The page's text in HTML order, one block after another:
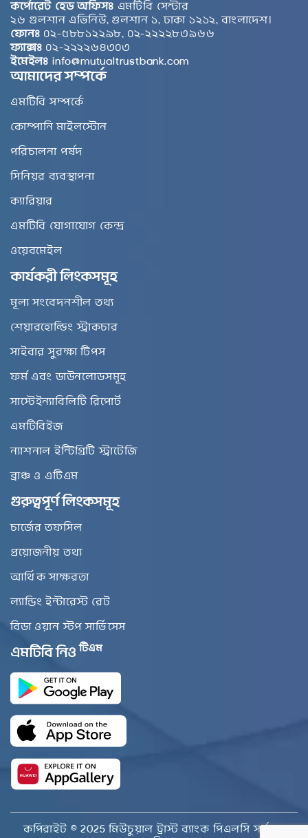
কর্পোরেট হেড অফিসঃ এমটিবি সেন্টার
২৬ গুলশান এভিনিউ, গুলশান ১, ঢাকা ১২১২, বাংলাদেশ।
ফোনঃ ০২-৫৮৮১২২৯৮, ০২-২২২২৮৩৯৬৬
ফ্যাক্সঃ ০২-২২২২৬৪৩০৩
ইমেইলঃ info@mutualtrustbank.com
আমাদের সম্পর্কে
এমটিবি সম্পর্কে
কোম্পানি মাইলস্টোন
পরিচালনা পর্ষদ
সিনিয়র ব্যবস্থাপনা
ক্যারিয়ার
এমটিবি যোগাযোগ কেন্দ্র
ওয়েবমেইল
কার্যকরী লিংকসমূহ
মূল্য সংবেদনশীল তথ্য
শেয়ারহোল্ডিং স্ট্রাকচার
সাইবার সুরক্ষা টিপস
ফর্ম এবং ডাউনলোডসমূহ
সাস্টেইন্যাবিলিটি রিপোর্ট
এমটিবিইজ
ন্যাশনাল ইন্টিগ্রিটি স্ট্রাটেজি
ব্রাঞ্চ ও এটিএম
গুরুত্বপূর্ণ লিংকসমূহ
চার্জের তফসিল
প্রয়োজনীয় তথ্য
আর্থিক সাক্ষরতা
ল্যান্ডিং ইন্টারেস্ট রেট
বিডা ওয়ান স্টপ সার্ভিসেস
এমটিবি নিও টিএম
কপিরাইট © 2025 মিউচুয়াল ট্রাস্ট ব্যাংক পিএলসি সর্বস্বত্ব